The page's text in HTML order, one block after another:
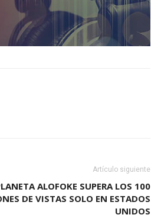
Artículo siguiente
ALOFOKE SUPERA LOS 100
DE VISTAS SOLO EN ESTADOS
UNIDOS